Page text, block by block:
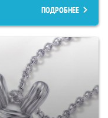
ПОДРОБНЕЕ